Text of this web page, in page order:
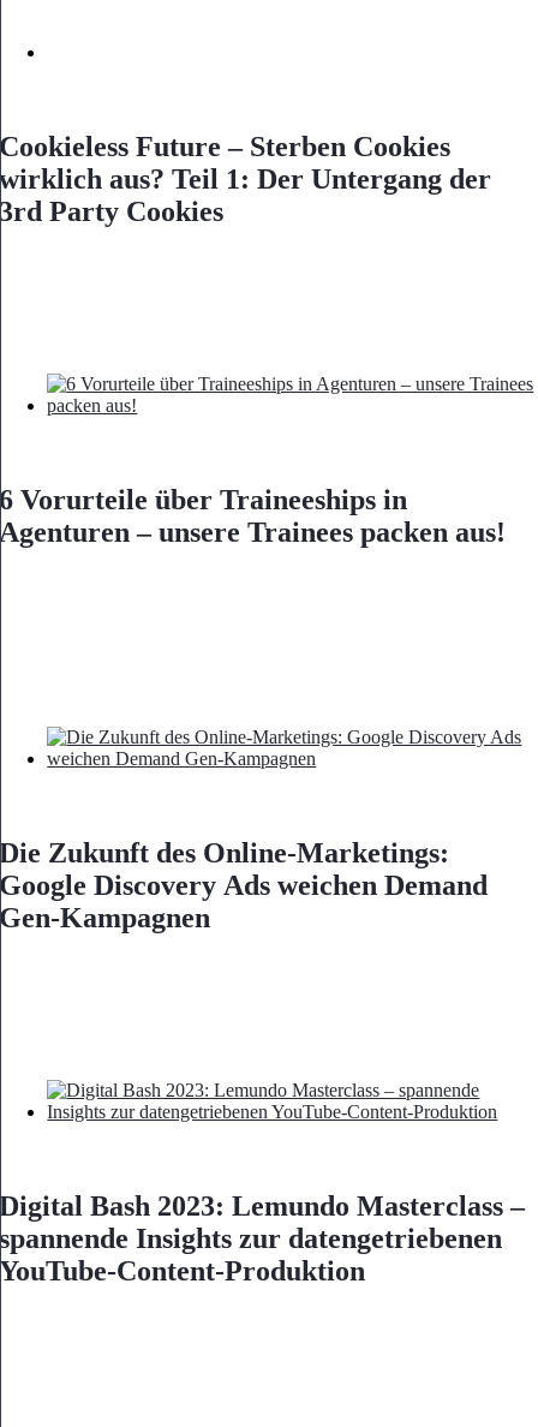
Cookieless Future – Sterben Cookies
wirklich aus? Teil 1: Der Untergang der
3rd Party Cookies
6 Vorurteile über Traineeships in
Agenturen – unsere Trainees packen aus!
Die Zukunft des Online-Marketings:
Google Discovery Ads weichen Demand
Gen-Kampagnen
Digital Bash 2023: Lemundo Masterclass –
spannende Insights zur datengetriebenen
YouTube-Content-Produktion